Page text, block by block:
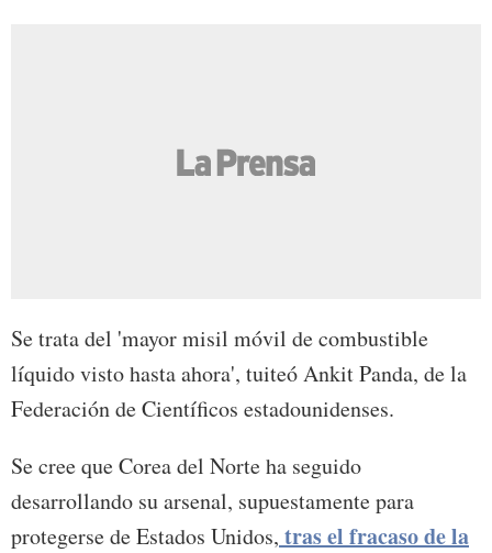
Se trata del 'mayor misil móvil de combustible
líquido visto hasta ahora', tuiteó Ankit Panda, de la
Federación de Científicos estadounidenses.
Se cree que Corea del Norte ha seguido
desarrollando su arsenal, supuestamente para
protegerse de Estados Unidos, tras el fracaso de la